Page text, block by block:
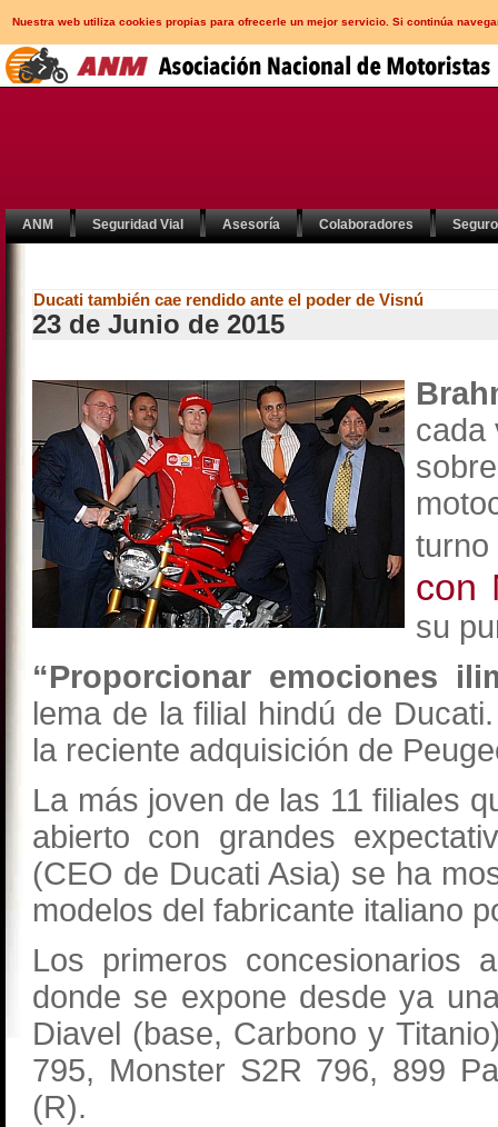
Nuestra web utiliza cookies propias para ofrecerle un mejor servicio. Si continúa
ANM Seguridad Vial Asesoría Colaboradores
Ducati también cae rendido ante el poder de Visnú
23 de Junio de 2015
cada
con
su
“Proporcionar emociones
lema de la filial hindú de
la reciente adquisición de
La más joven de las 11 filiales
abierto con grandes
(CEO de Ducati Asia) se ha
modelos del fabricante italiano
Los primeros concesionarios
donde se expone desde ya
Diavel (base, Carbono y
795, Monster S2R 796, 899
(R).